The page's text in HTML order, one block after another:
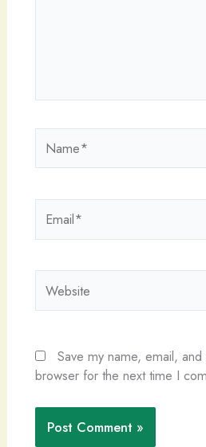
Save my name, email,
browser for the next time I